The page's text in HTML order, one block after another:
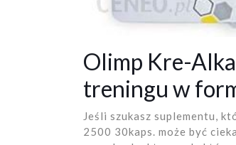
Olimp Kre-
treningu w
Jeśli szukasz suplementu,
2500 30kaps. może być